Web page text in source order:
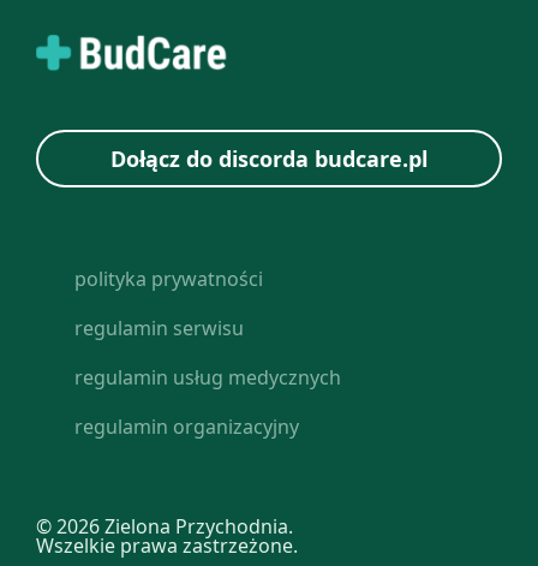
Dołącz do discorda budcare.pl
polityka prywatności
regulamin serwisu
regulamin usług medycznych
regulamin organizacyjny
© 2026 Zielona Przychodnia.
Wszelkie prawa zastrzeżone.